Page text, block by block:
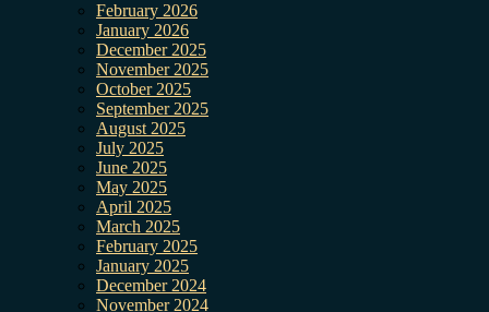
February 2026
January 2026
December 2025
November 2025
October 2025
September 2025
August 2025
July 2025
June 2025
May 2025
April 2025
March 2025
February 2025
January 2025
December 2024
November 2024